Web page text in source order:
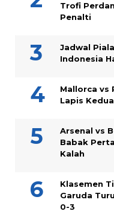
Trofi
Penalti
Jadwal
Indonesia
Mallorca vs
Lapis
Arsenal vs
Babak
Kalah
Klasemen
Garuda
0-3